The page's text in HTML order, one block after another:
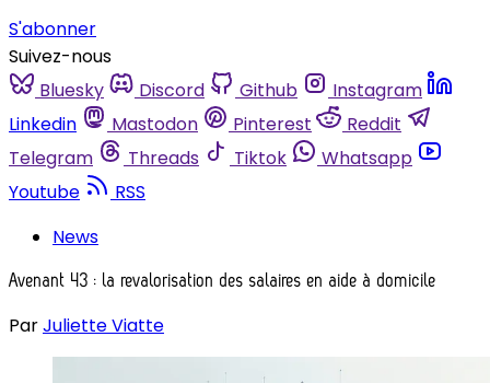
S'abonner
Suivez-nous
Bluesky
Discord Github
Instagram
Linkedin
Mastodon Pinterest
Reddit
Telegram
Threads Tiktok
Whatsapp
Youtube
RSS
News
Avenant 43 : la revalorisation des salaires en aide à domicile
ParJuliette Viatte